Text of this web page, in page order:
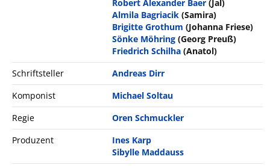
Robert Alexander Baer (Jal)
Almila Bagriacik (Samira)
Brigitte Grothum (Johanna Friese)
Sönke Möhring (Georg Preuß)
Friedrich Schilha (Anatol)
Schriftsteller
Andreas Dirr
Komponist
Michael Soltau
Regie
Oren Schmuckler
Produzent
Ines Karp
Sibylle Maddauss